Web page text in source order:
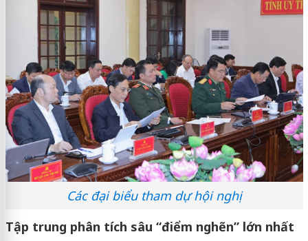
Các đại biểu tham dự hội nghị
Tập trung phân tích sâu “điểm nghẽn” lớn nhất